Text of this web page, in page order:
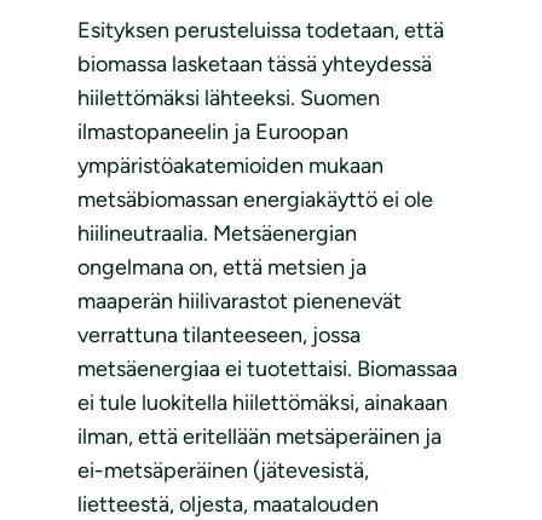
Esityksen perusteluissa todetaan, että
biomassa lasketaan tässä yhteydessä
hiilettömäksi lähteeksi. Suomen
ilmastopaneelin ja Euroopan
ympäristöakatemioiden mukaan
metsäbiomassan energiakäyttö ei ole
hiilineutraalia. Metsäenergian
ongelmana on, että metsien ja
maaperän hiilivarastot pienenevät
verrattuna tilanteeseen, jossa
metsäenergiaa ei tuotettaisi. Biomassaa
ei tule luokitella hiilettömäksi, ainakaan
ilman, että eritellään metsäperäinen ja
ei-metsäperäinen (jätevesistä,
lietteestä, oljesta, maatalouden